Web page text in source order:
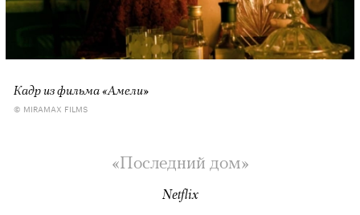
Кадр из фильма «Амели»
© MIRAMAX FILMS
«Последний дом»
Netflix